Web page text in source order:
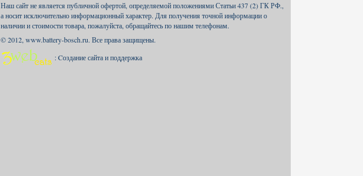
Наш сайт не является публичной офертой, определяемой положениями Статьи 437 (2) ГК РФ.,
а носит исключительно информационный характер. Для получения точной информации о
наличии и стоимости товара, пожалуйста, обращайтесь по нашим телефонам.
© 2012, www.battery-bosch.ru. Все права защищены.
: Cоздание сайта и поддержка